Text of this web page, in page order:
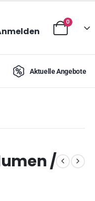
0
Aktuelle Angebote
/